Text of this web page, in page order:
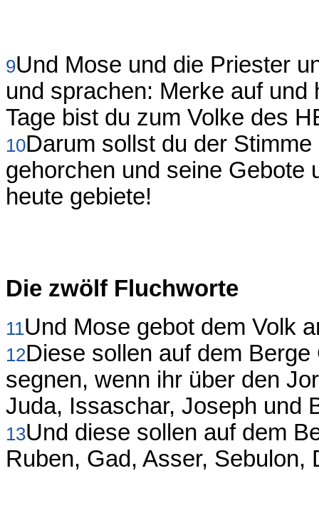
9Und Mose und die Priester
und sprachen: Merke auf
Tage bist du zum Volke des
10Darum sollst du der
gehorchen und seine Gebote
heute gebiete!
Die zwölf Fluchworte
11Und Mose gebot dem Volk
12Diese sollen auf dem
segnen, wenn ihr über den
Juda, Issaschar, Joseph und
13Und diese sollen auf dem
Ruben, Gad, Asser, Sebulon,